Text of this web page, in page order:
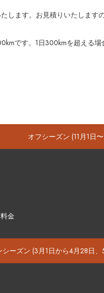
します。お見積りいたします
です。1日300kmを超える
オフシーズン (11月1日
金
シーズン (3月1日から4月28日